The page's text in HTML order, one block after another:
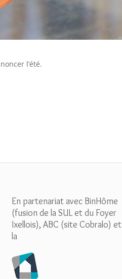
l’été.
En partenariat avec BinHôme
(fusion de la SUL et du Foyer
Ixellois), ABC (site Cobralo) et
la